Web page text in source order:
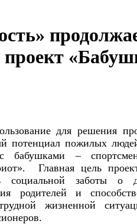
проект
для решения
потенциал пожилых
с бабушками –
Главная цель
социальной заботы о
родителей и
жизненной